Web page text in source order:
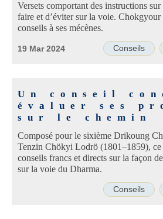
Versets comportant des instructions
faire et d’éviter sur la voie.
conseils à ses mécènes.
Conseils
19 Mar 2024
Un conseil
évaluer ses
sur le chemin
Composé pour le sixième Drikoung
Tenzin Chökyi Lodrö (1801–1859), ce
conseils francs et directs sur la façon
sur la voie du Dharma.
Conseils